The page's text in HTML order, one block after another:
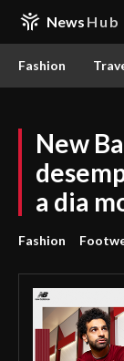
News Hub
Fashion
New
a dia
Fashion